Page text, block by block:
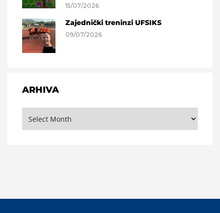
15/07/2026
Zajednički treninzi UFSIKS
09/07/2026
ARHIVA